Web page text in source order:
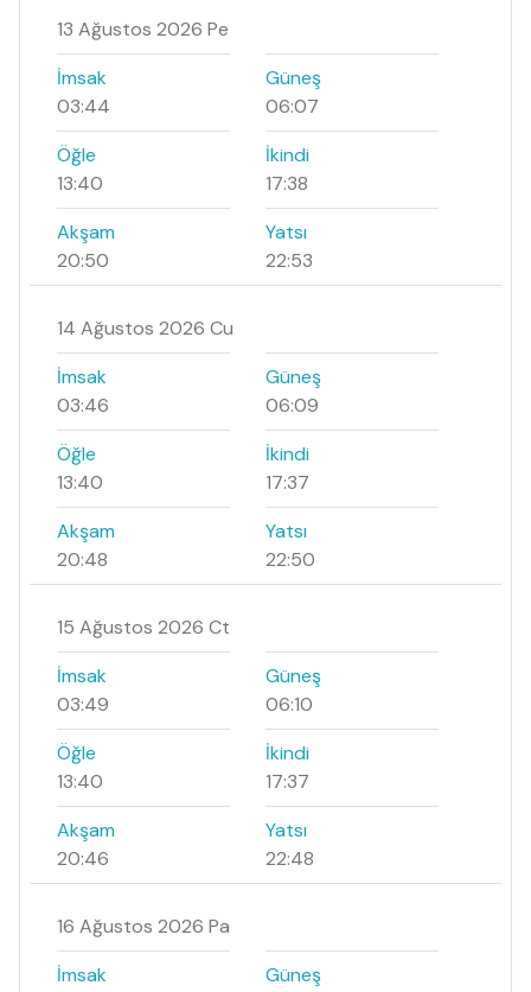
13 Ağustos 2026 Pe
İmsak
03:44
Güneş
06:07
Öğle
13:40
İkindi
17:38
Akşam
20:50
Yatsı
22:53
14 Ağustos 2026 Cu
İmsak
03:46
Güneş
06:09
Öğle
13:40
İkindi
17:37
Akşam
20:48
Yatsı
22:50
15 Ağustos 2026 Ct
İmsak
03:49
Güneş
06:10
Öğle
13:40
İkindi
17:37
Akşam
20:46
Yatsı
22:48
16 Ağustos 2026 Pa
İmsak
Güneş